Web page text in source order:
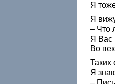
Я
Я
– Что
Я Вас
Во
Таких
Я
–